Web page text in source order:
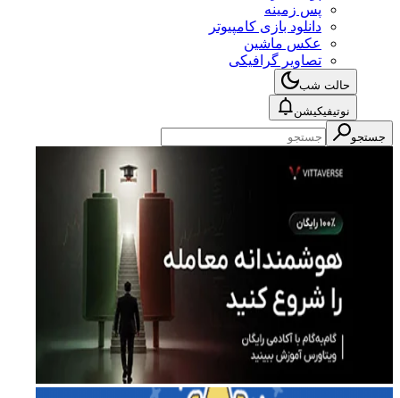
پس زمینه
دانلود بازی کامپیوتر
عکس ماشین
تصاویر گرافیکی
حالت شب
نوتیفیکیشن
جستجو